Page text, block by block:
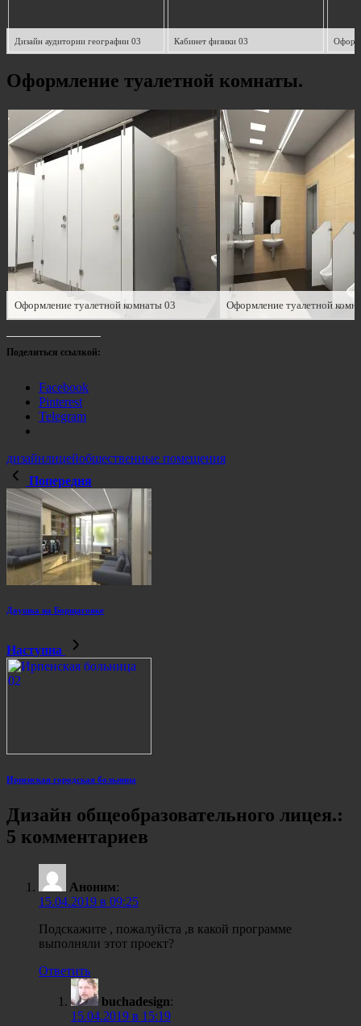
Дизайн аудитории географии 03 Кабинет физики 03
Оформление туалетной комнаты.
Оформление туалетной комнаты 03 Оформление туалетной
Поделиться ссылкой:
Facebook
Pinterest
Telegram
дизайнлицейобщественные помещения
Попередня
Двушка на Борщаговке
Наступна
Ирпенская городская больница
Дизайн общеобразовательного лицея.:
5 комментариев
Аноним:
15.04.2019 в 09:25
Подскажите , пожалуйста ,в какой программе
выполняли этот проект?
Ответить
buchadesign:
15.04.2019 в 15:19